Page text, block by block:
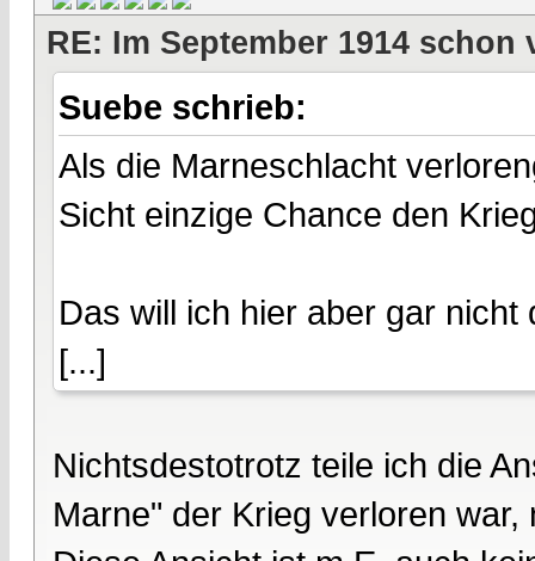
RE: Im September 1914 schon
Suebe schrieb:
Als die Marneschlacht
Sicht einzige Chance den
Das will ich hier aber gar nicht
[...]
Nichtsdestotrotz teile ich die
Marne" der Krieg verloren war,